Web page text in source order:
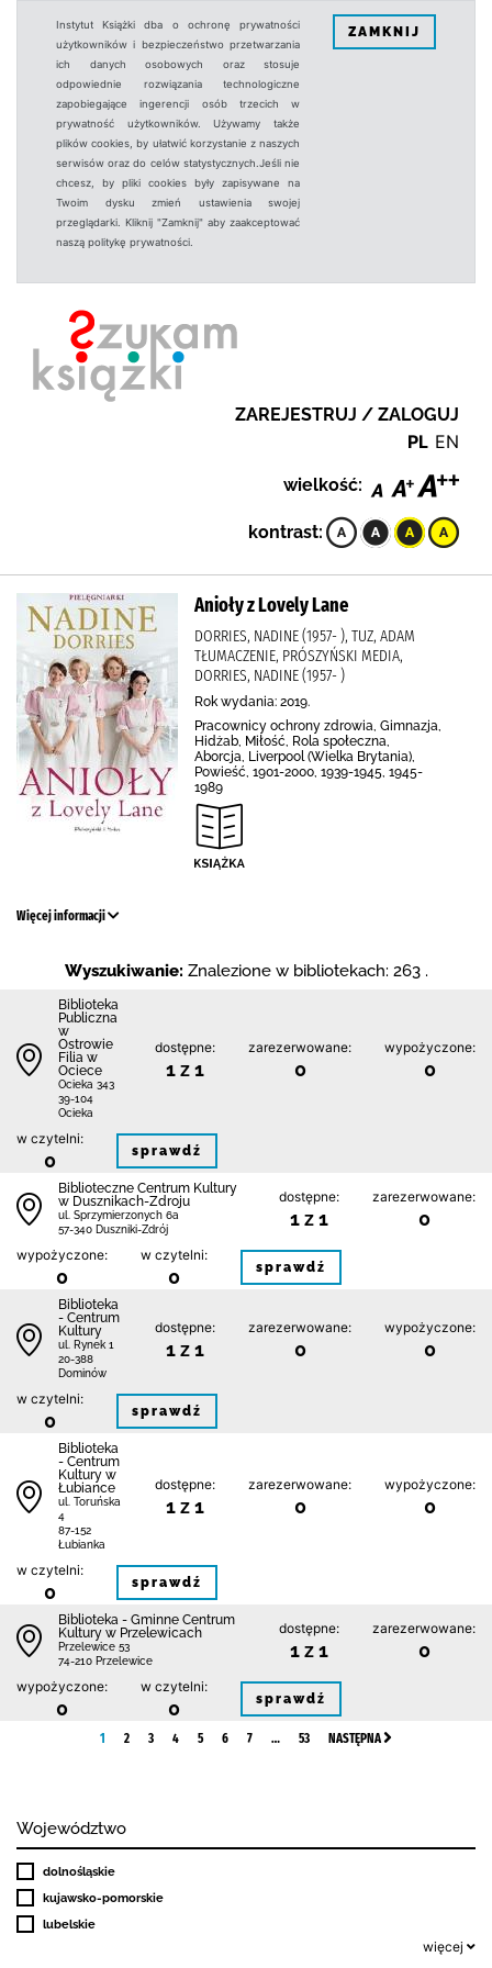
Instytut Książki dba o ochronę prywatności
użytkowników i bezpieczeństwo przetwarzania
ich danych osobowych oraz stosuje
odpowiednie rozwiązania technologiczne
zapobiegające ingerencji osób trzecich w
prywatność użytkowników. Używamy także
plików cookies, by ułatwić korzystanie z naszych
serwisów oraz do celów statystycznych.Jeśli nie
chcesz, by pliki cookies były zapisywane na
Twoim dysku zmień ustawienia swojej
przeglądarki. Kliknij "Zamknij" aby zaakceptować
naszą politykę prywatności.
ZAMKNIJ
ZAREJESTRUJ / ZALOGUJ
PL EN
wielkość:
kontrast:
Anioły z Lovely Lane
DORRIES, NADINE (1957- ), TUZ, ADAM
TŁUMACZENIE, PRÓSZYŃSKI MEDIA,
DORRIES, NADINE (1957- )
Rok wydania: 2019.
Pracownicy ochrony zdrowia, Gimnazja,
Hidżab, Miłość, Rola społeczna,
Aborcja, Liverpool (Wielka Brytania),
Powieść, 1901-2000, 1939-1945, 1945-
1989
Więcej informacji
Wyszukiwanie: Znalezione w bibliotekach: 263 .
Biblioteka
Publiczna
w
Ostrowie
Filia w
Ociece
Ocieka 343
39-104
Ocieka
dostępne:
1 z 1
zarezerwowane:
0
wypożyczone:
0
w czytelni:
0 sprawdź
Biblioteczne Centrum Kultury
w Dusznikach-Zdroju
ul. Sprzymierzonych 6a
57-340 Duszniki-Zdrój
dostępne:
1 z 1
zarezerwowane:
0
wypożyczone:
0
w czytelni:
0 sprawdź
Biblioteka
- Centrum
Kultury
ul. Rynek 1
20-388
Dominów
dostępne:
1 z 1
zarezerwowane:
0
wypożyczone:
0
w czytelni:
0 sprawdź
Biblioteka
- Centrum
Kultury w
Łubiance
ul. Toruńska
4
87-152
Łubianka
dostępne:
1 z 1
zarezerwowane:
0
wypożyczone:
0
w czytelni:
0 sprawdź
Biblioteka - Gminne Centrum
Kultury w Przelewicach
Przelewice 53
74-210 Przelewice
dostępne:
1 z 1
zarezerwowane:
0
wypożyczone:
0
w czytelni:
0 sprawdź
1 2 3 4 5 6 7 … 53 NASTĘPNA
Województwo
dolnośląskie
kujawsko-pomorskie
lubelskie
więcej